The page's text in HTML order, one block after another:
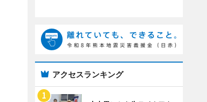
アクセスランキング